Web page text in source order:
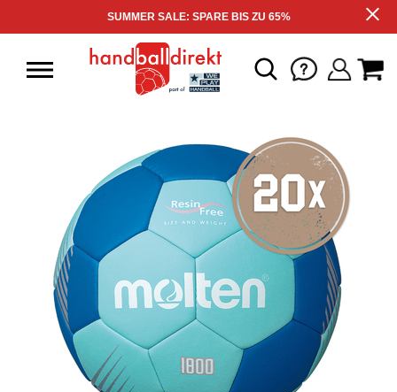
SUMMER SALE: SPARE BIS ZU 65%